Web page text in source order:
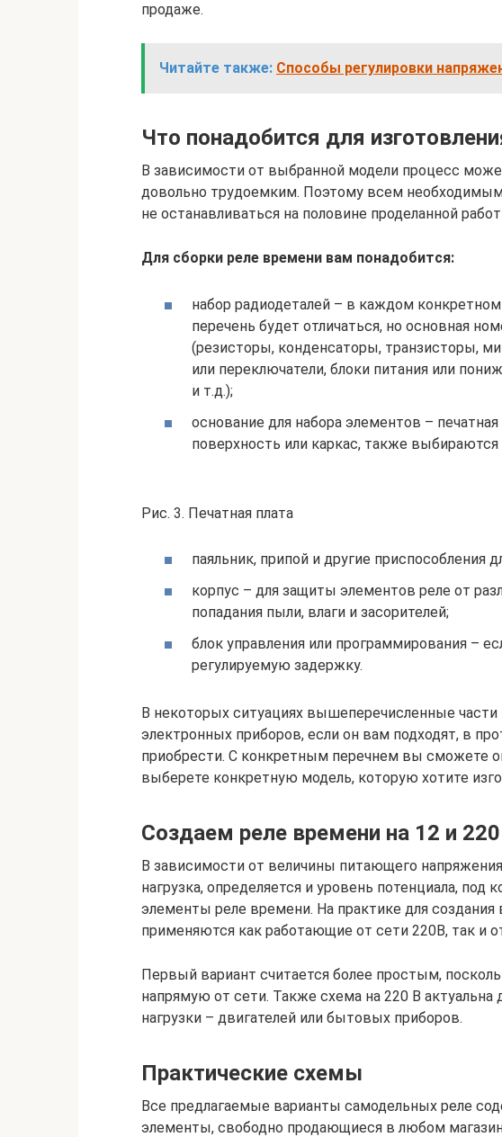
продаже.
Читайте также: Способы регулировки
Что понадобится для
В зависимости от выбранной модели процесс
довольно трудоемким. Поэтому всем необходимым
не останавливаться на половине проделанной
Для сборки реле времени вам понадобится:
набор радиодеталей – в каждом
перечень будет отличаться, но основная
(резисторы, конденсаторы, транзисторы,
или переключатели, блоки питания или
и т.д.);
основание для набора элементов –
поверхность или каркас, также
Рис. 3. Печатная плата
паяльник, припой и другие приспособления
корпус – для защиты элементов реле от
попадания пыли, влаги и засорителей;
блок управления или программирования –
регулируемую задержку.
В некоторых ситуациях вышеперечисленные
электронных приборов, если он вам подходят, в
приобрести. С конкретным перечнем вы сможете
выберете конкретную модель, которую хотите
Создаем реле времени на 12 и
В зависимости от величины питающего
нагрузка, определяется и уровень потенциала, под
элементы реле времени. На практике для
применяются как работающие от сети 220В, так и
Первый вариант считается более простым,
напрямую от сети. Также схема на 220 В актуальна
нагрузки – двигателей или бытовых приборов.
Практические схемы
Все предлагаемые варианты самодельных реле
элементы, свободно продающиеся в любом